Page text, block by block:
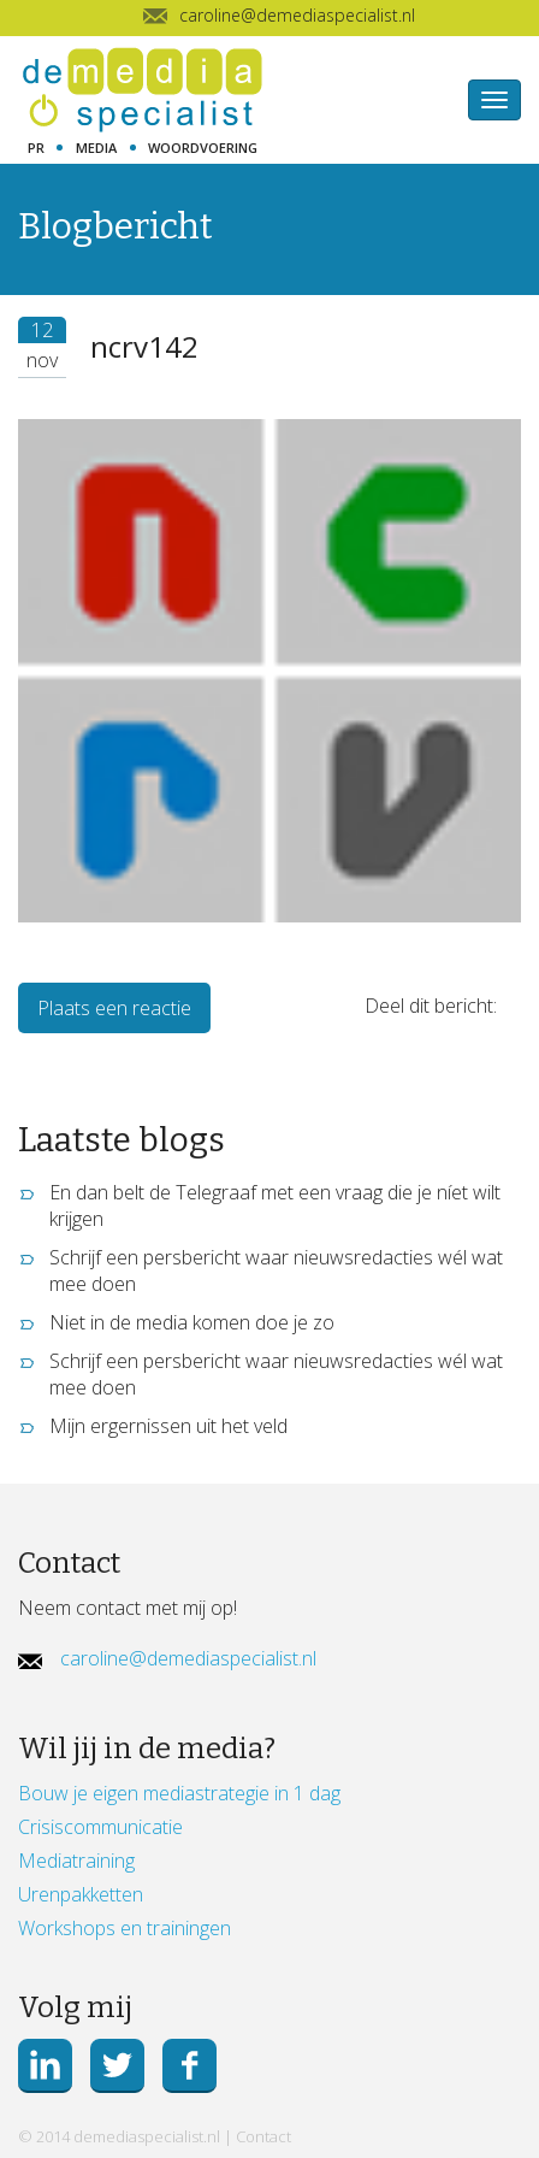
caroline@demediaspecialist.nl
PR MEDIA WOORDVOERING
Blogbericht
12
nov
ncrv142
Deel dit bericht:
Plaats een reactie
Laatste blogs
En dan belt de Telegraaf met een vraag die je níet wilt
krijgen
Schrijf een persbericht waar nieuwsredacties wél wat
mee doen
Niet in de media komen doe je zo
Schrijf een persbericht waar nieuwsredacties wél wat
mee doen
Mijn ergernissen uit het veld
Contact
Neem contact met mij op!
caroline@demediaspecialist.nl
Wil jij in de media?
Bouw je eigen mediastrategie in 1 dag
Crisiscommunicatie
Mediatraining
Urenpakketten
Workshops en trainingen
Volg mij
© 2014 demediaspecialist.nl | Contact